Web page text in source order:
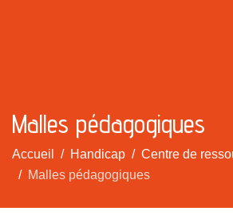
Malles pédagogiques
Accueil Handicap
Centre de
Malles pédagogiques